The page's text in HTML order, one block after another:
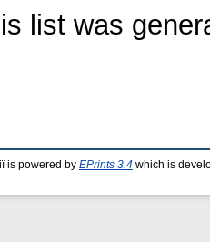
list was
is powered by EPrints 3.4 which is